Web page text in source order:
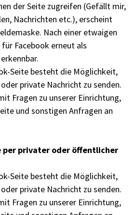
der Seite zugreifen (Gefällt mir,
Nachrichten etc.), erscheint
Nach einer etwaigen
Facebook erneut als
Seite besteht die Möglichkeit,
private Nachricht zu senden.
Fragen zu unserer Einrichtung,
und sonstigen Anfragen an
per privater oder öffentlicher
Seite besteht die Möglichkeit,
private Nachricht zu senden.
Fragen zu unserer Einrichtung,